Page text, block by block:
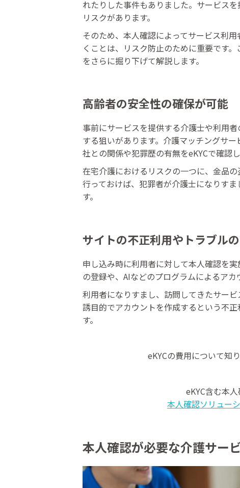
れたりした事件もありました。サービス
リスクがあります。
そのため、本人確認によってサービス利
くことは、リスク防止のために重要です
をさらに掘り下げて解説します。
高齢者の安全性の確保が可能
事前にサービスを提供する介護士や利用
する狙いがあります。介護マッチングサ
社との関係や犯罪歴の有無をeKYCで確認
在宅介護におけるリスクの一つに、金品
行っておけば、犯罪者が介護士になりす
す。
サイトの不正利用やトラブル
申し込み時に利用者に対して本人確認を
の登録や、AIなどのプログラムによるアカ
利用者になりすまし、訪問してきたサー
誘目的でアカウントを作成するという不
す。
eKYCの費用について知
eKYC含む本
本人確認ソリュー
本人確認が必要な介護サー